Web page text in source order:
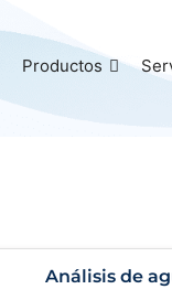
Productos
Análisis de